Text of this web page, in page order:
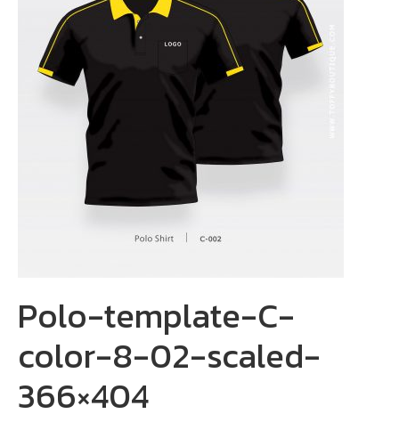
Polo-template-C-
color-8-02-scaled-
366×404